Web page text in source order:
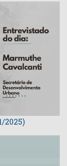
2025)